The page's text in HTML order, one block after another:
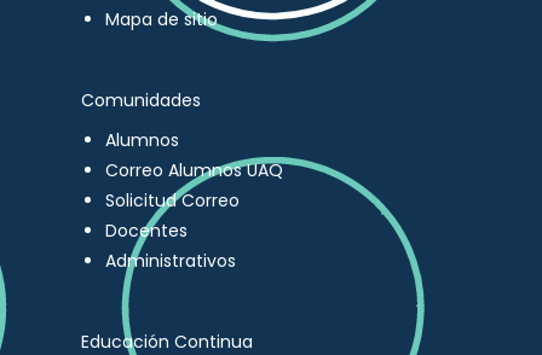
Mapa de sitio
Comunidades
Alumnos
Correo Alumnos UAQ
Solicitud Correo
Docentes
Administrativos
Educación Continua